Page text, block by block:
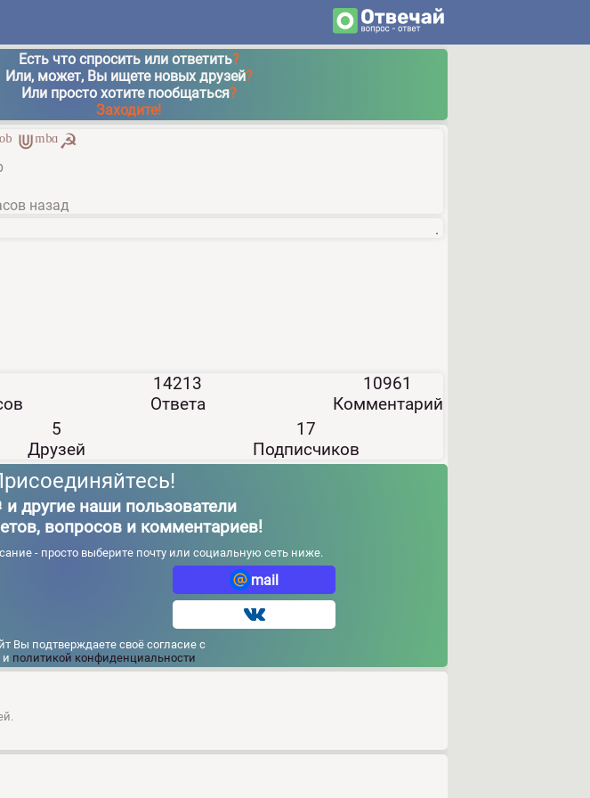
Есть что спросить или ответить?
Или, может, Вы ищете новых друзей?
Или просто хотите пообщаться?
Заходите!
⋓ᵐᵇᵅ☭
назад
.
14213
Ответа
10961
Комментарий
5
Друзей
17
Подписчиков
и другие наши пользователи
вопросов и комментариев!
- просто выберите почту или социальную сеть ниже.
mail
Вы подтверждаете своё согласие с
и политикой конфиденциальности